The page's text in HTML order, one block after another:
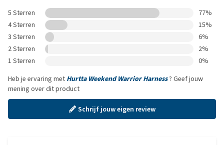
5 Sterren
77%
4 Sterren
15%
3 Sterren
6%
2 Sterren
2%
1 Sterren
0%
Heb je ervaring met Hurtta Weekend Warrior Harness? Geef jouw
mening over dit product
Schrijf jouw eigen review